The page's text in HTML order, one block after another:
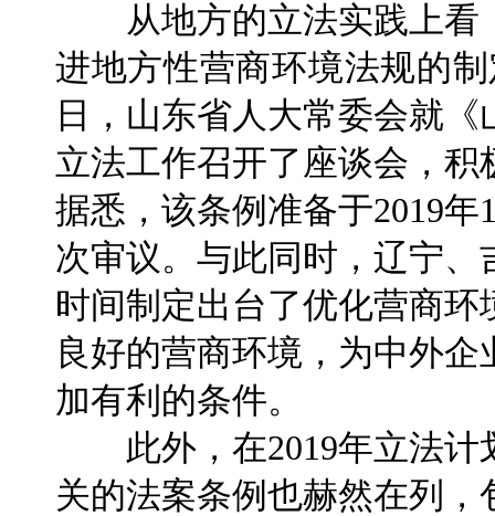
从地方的立法实践上看
进地方性营商环境法规的
日，山东省人大常委会就
立法工作召开了座谈会，
据悉，该条例准备于2019
次审议。与此同时，辽宁
时间制定出台了优化营商
良好的营商环境，为中外
加有利的条件。
此外，在2019年立法计
关的法案条例也赫然在列